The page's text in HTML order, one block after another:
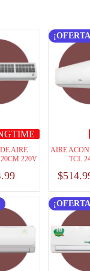
AIRE
220V
AIRE
TCL
$